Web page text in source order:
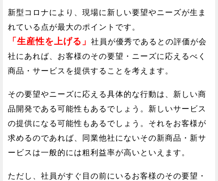
新型コロナにより、現場に新しい要望やニーズが生ま
れている点が最大のポイントです。
「生産性を上げる」 社員が優秀であるとの評価が会
社にあれば、お客様のその要望・ニーズに応えるべく
商品・サービスを提供することを考えます。
その要望やニーズに応える具体的な行動は、新しい商
品開発である可能性もあるでしょう。新しいサービス
の提供になる可能性もあるでしょう。それをお客様が
求めるのであれば、同業他社にないその新商品・新サ
ービスは一般的には粗利益率が高いといえます。
ただし、社員がすぐ目の前にいるお客様のその要望・